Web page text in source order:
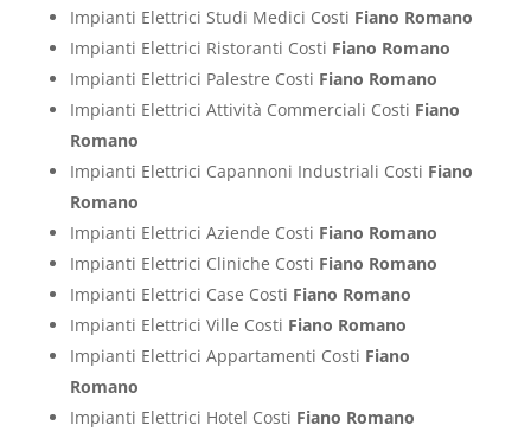
Impianti Elettrici Studi Medici Costi Fiano Romano
Impianti Elettrici Ristoranti Costi Fiano Romano
Impianti Elettrici Palestre Costi Fiano Romano
Impianti Elettrici Attività Commerciali Costi Fiano
Romano
Impianti Elettrici Capannoni Industriali Costi Fiano
Romano
Impianti Elettrici Aziende Costi Fiano Romano
Impianti Elettrici Cliniche Costi Fiano Romano
Impianti Elettrici Case Costi Fiano Romano
Impianti Elettrici Ville Costi Fiano Romano
Impianti Elettrici Appartamenti Costi Fiano
Romano
Impianti Elettrici Hotel Costi Fiano Romano